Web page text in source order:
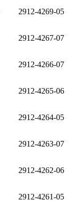
2912-4269-05
2912-4267-07
2912-4266-07
2912-4265-06
2912-4264-05
2912-4263-07
2912-4262-06
2912-4261-05